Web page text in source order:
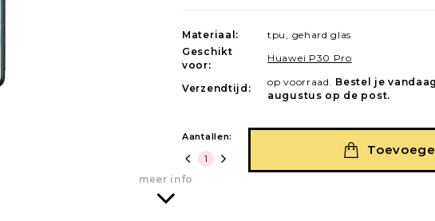
Materiaal:
tpu, gehard glas
Geschikt
voor:
Huawei P30 Pro
Verzendtijd:
op voorraad. Bestel je
augustus op de post.
Aantallen:
meer info